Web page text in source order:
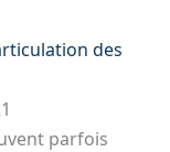
des
parfois